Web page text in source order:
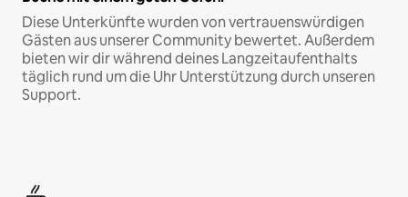
Diese Unterkünfte wurden von vertrauenswürdigen
Gästen aus unserer Community bewertet. Außerdem
bieten wir dir während deines Langzeitaufenthalts
täglich rund um die Uhr Unterstützung durch unseren
Support.